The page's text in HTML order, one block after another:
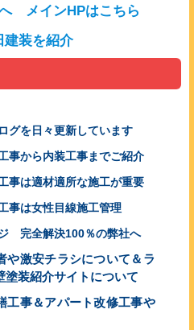
メインHPはこちら
建装を紹介
グを日々更新しています
から内装工事までご紹介
は適材適所な施工が重要
は女性目線施工管理
完全解決100％の弊社へ
や激安チラシについて＆ラ
塗装紹介サイトについて
工事＆アパート改修工事や